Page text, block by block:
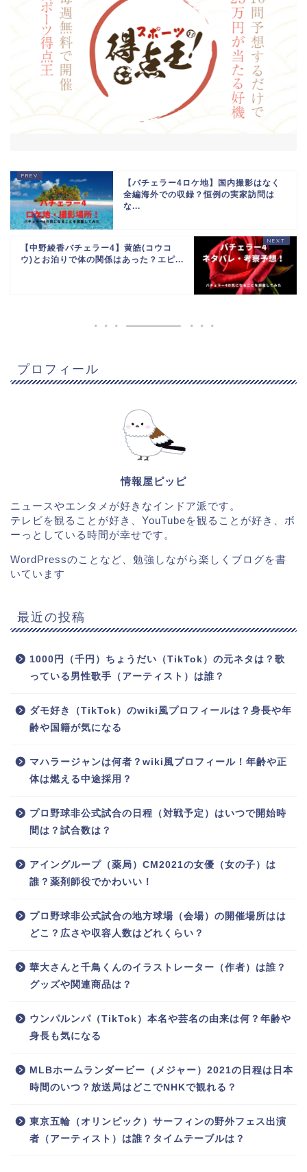
【バチェラー4ロケ地】国内撮影はなく
全編海外での収録？恒例の実家訪問は
な...
【中野綾香バチェラー4】黄皓(コウコ
ウ)とお泊りで体の関係はあった？エピ...
プロフィール
情報屋ピッピ
ニュースやエンタメが好きなインドア派です。
テレビを観ることが好き、YouTubeを観ることが好き、ボ
ーっとしている時間が幸せです。
WordPressのことなど、勉強しながら楽しくブログを書
いています
最近の投稿
1000円（千円）ちょうだい（TikTok）の元ネタは？歌
っている男性歌手（アーティスト）は誰？
ダモ好き（TikTok）のwiki風プロフィールは？身長や年
齢や国籍が気になる
マハラージャンは何者？wiki風プロフィール！年齢や正
体は燃える中途採用？
プロ野球非公式試合の日程（対戦予定）はいつで開始時
間は？試合数は？
アイングループ（薬局）CM2021の女優（女の子）は
誰？薬剤師役でかわいい！
プロ野球非公式試合の地方球場（会場）の開催場所はは
どこ？広さや収容人数はどれくらい？
華大さんと千鳥くんのイラストレーター（作者）は誰？
グッズや関連商品は？
ウンパルンパ（TikTok）本名や芸名の由来は何？年齢や
身長も気になる
MLBホームランダービー（メジャー）2021の日程は日本
時間のいつ？放送局はどこでNHKで観れる？
東京五輪（オリンピック）サーフィンの野外フェス出演
者（アーティスト）は誰？タイムテーブルは？